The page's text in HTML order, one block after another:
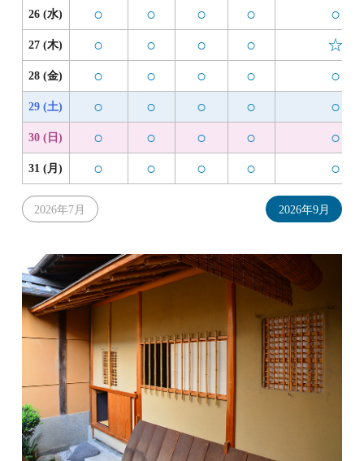
26 (水) ○ ○ ○ ○ ○
27 (木) ○ ○ ○ ○ ☆
28 (金) ○ ○ ○ ○ ○
29 (土) ○ ○ ○ ○ ○
30 (日) ○ ○ ○ ○ ○
31 (月) ○ ○ ○ ○ ○
2026年7月 2026年9月